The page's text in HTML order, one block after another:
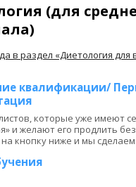
(для
в раздел «Диетология для
квалификации/
которые уже имеют
и желают его продлить
кнопку ниже и мы сделаем